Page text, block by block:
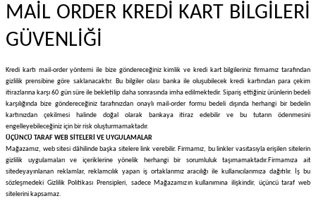
MAİL ORDER KREDİ KART BİLGİLERİ
GÜVENLİĞİ
Kredi kartı mail-order yöntemi ile bize göndereceğiniz kimlik ve kredi kart bilgileriniz firmamız tarafından
gizlilik prensibine göre saklanacaktır. Bu bilgiler olası banka ile oluşubilecek kredi kartından para çekim
itirazlarına karşı 60 gün süre ile bekletilip daha sonrasında imha edilmektedir. Sipariş ettiğiniz ürünlerin bedeli
karşılığında bize göndereceğiniz tarafınızdan onaylı mail-order formu bedeli dışında herhangi bir bedelin
kartınızdan çekilmesi halinde doğal olarak bankaya itiraz edebilir ve bu tutarın ödenmesini
engelleyebileceğiniz için bir risk oluşturmamaktadır.
ÜÇÜNCÜ TARAF WEB SİTELERİ VE UYGULAMALAR
Mağazamız, web sitesi dâhilinde başka sitelere link verebilir. Firmamız, bu linkler vasıtasıyla erişilen sitelerin
gizlilik uygulamaları ve içeriklerine yönelik herhangi bir sorumluluk taşımamaktadır.Firmamıza ait
sitedeyayınlanan reklamlar, reklamcılık yapan iş ortaklarımız aracılığı ile kullanıcılarımıza dağıtılır. İş bu
sözleşmedeki Gizlilik Politikası Prensipleri, sadece Mağazamızın kullanımına ilişkindir, üçüncü taraf web
sitelerini kapsamaz.